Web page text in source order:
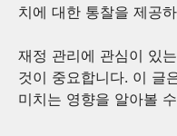
치에 대한 통찰을 제공
재정 관리에 관심이 있
것이 중요합니다. 이 글
미치는 영향을 알아볼